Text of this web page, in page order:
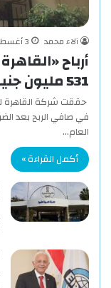
آلاء محمد
3 أغسطس، 2026
531 مليون جنيه بالعام المالي 2025/2026
العام…
أكمل القراءة »